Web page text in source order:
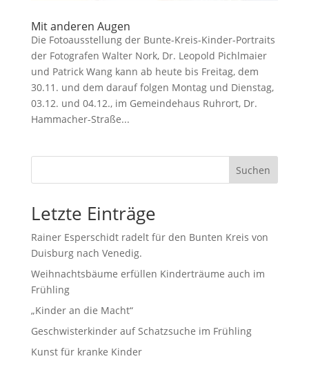
Mit anderen Augen
Die Fotoausstellung der Bunte-Kreis-Kinder-Portraits
der Fotografen Walter Nork, Dr. Leopold Pichlmaier
und Patrick Wang kann ab heute bis Freitag, dem
30.11. und dem darauf folgen Montag und Dienstag,
03.12. und 04.12., im Gemeindehaus Ruhrort, Dr.
Hammacher-Straße...
Suchen
Letzte Einträge
Rainer Esperschidt radelt für den Bunten Kreis von
Duisburg nach Venedig.
Weihnachtsbäume erfüllen Kinderträume auch im
Frühling
„Kinder an die Macht“
Geschwisterkinder auf Schatzsuche im Frühling
Kunst für kranke Kinder